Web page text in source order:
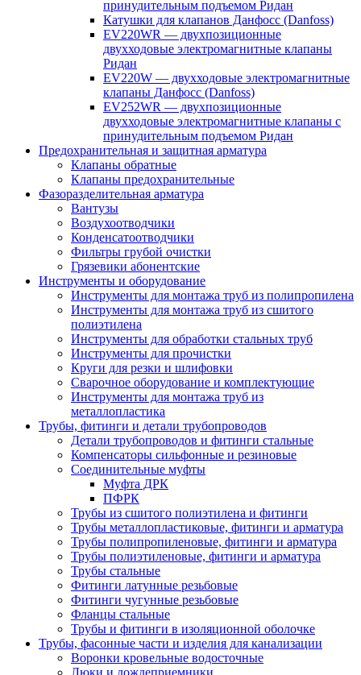
принудительным подъемом Ридан
Катушки для клапанов Данфосс (Danfoss)
EV220WR — двухпозиционные
двухходовые электромагнитные клапаны
Ридан
EV220W — двухходовые электромагнитные
клапаны Данфосс (Danfoss)
EV252WR — двухпозиционные
двухходовые электромагнитные клапаны с
принудительным подъемом Ридан
Предохранительная и защитная арматура
Клапаны обратные
Клапаны предохранительные
Фазоразделительная арматура
Вантузы
Воздухоотводчики
Конденсатоотводчики
Фильтры грубой очистки
Грязевики абонентские
Инструменты и оборудование
Инструменты для монтажа труб из полипропилена
Инструменты для монтажа труб из сшитого
полиэтилена
Инструменты для обработки стальных труб
Инструменты для прочистки
Круги для резки и шлифовки
Сварочное оборудование и комплектующие
Инструменты для монтажа труб из
металлопластика
Трубы, фитинги и детали трубопроводов
Детали трубопроводов и фитинги стальные
Компенсаторы сильфонные и резиновые
Соединительные муфты
Муфта ДРК
ПФРК
Трубы из сшитого полиэтилена и фитинги
Трубы металлопластиковые, фитинги и арматура
Трубы полипропиленовые, фитинги и арматура
Трубы полиэтиленовые, фитинги и арматура
Трубы стальные
Фитинги латунные резьбовые
Фитинги чугунные резьбовые
Фланцы стальные
Трубы и фитинги в изоляционной оболочке
Трубы, фасонные части и изделия для канализации
Воронки кровельные водосточные
Люки и дождеприемники